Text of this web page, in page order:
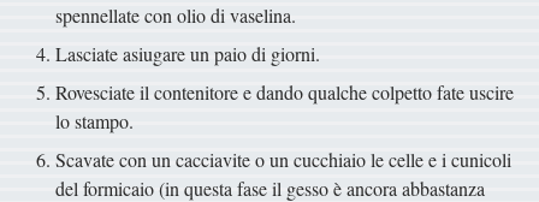
spennellate con olio di vaselina.
Lasciate asiugare un paio di giorni.
Rovesciate il contenitore e dando qualche colpetto fate uscire
lo stampo.
Scavate con un cacciavite o un cucchiaio le celle e i cunicoli
del formicaio (in questa fase il gesso è ancora abbastanza